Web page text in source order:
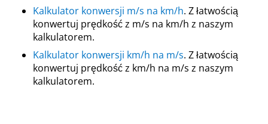
Kalkulator konwersji m/s na km/h. Z łatwością
konwertuj prędkość z m/s na km/h z naszym
kalkulatorem.
Kalkulator konwersji km/h na m/s. Z łatwością
konwertuj prędkość z km/h na m/s z naszym
kalkulatorem.